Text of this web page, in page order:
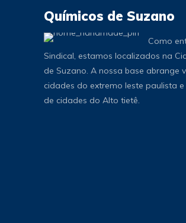
Químicos de Suzano
Como
Sindical, estamos localizados na
de Suzano. A nossa base abrange
cidades do extremo leste paulista
de cidades do Alto tietê.